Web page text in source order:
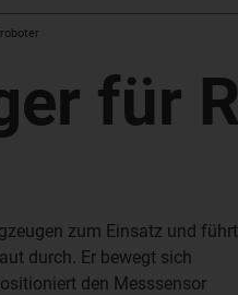
für
zum Einsatz und führt
durch. Er bewegt sich
den Messsensor